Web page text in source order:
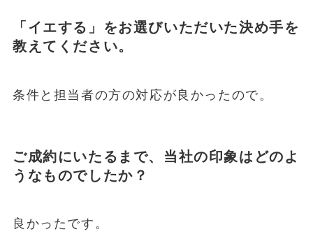
「イエする」をお選びいただいた決め手を
教えてください。
条件と担当者の方の対応が良かったので。
ご成約にいたるまで、当社の印象はどのよ
うなものでしたか？
良かったです。